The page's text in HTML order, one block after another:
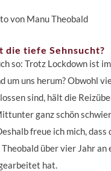
von Manu Theobald
die tiefe Sehnsucht?
so: Trotz Lockdown ist
um uns herum? Obwohl
sind, hält die
ganz schön
freue ich mich, dass
über vier Jahr an
hat.